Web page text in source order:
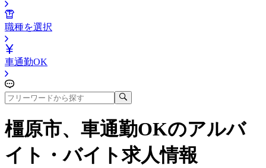
職種を選択
車通勤OK
橿原市、車通勤OKのアルバ
イト・バイト求人情報